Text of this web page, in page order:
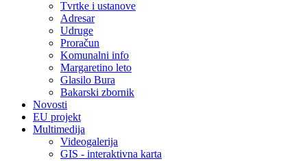
Tvrtke i ustanove
Adresar
Udruge
Proračun
Komunalni info
Margaretino leto
Glasilo Bura
Bakarski zbornik
Novosti
EU projekt
Multimedija
Videogalerija
GIS - interaktivna karta